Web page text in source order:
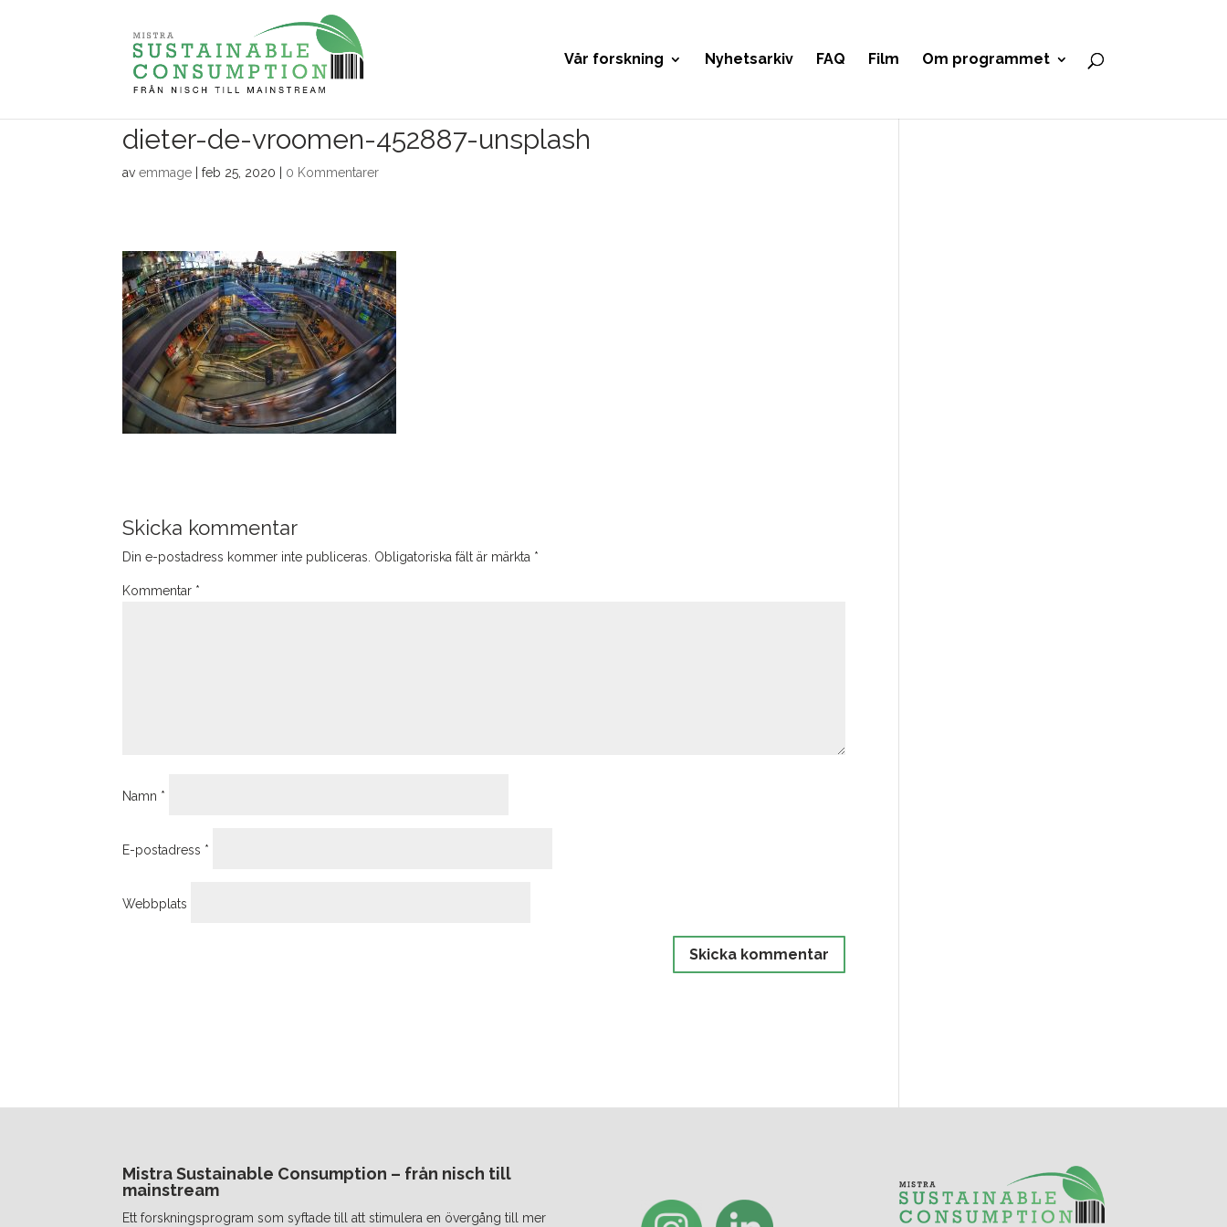
Vår forskning Nyhetsarkiv FAQ Film Om programmet
dieter-de-vroomen-452887-unsplash
avemmage |feb 25, 2020 0 Kommentarer
Skicka kommentar
Din e-postadress kommer inte publiceras. Obligatoriska fält är märkta *
Kommentar *
Namn *
E-postadress *
Webbplats
Mistra Sustainable Consumption – från nisch till
mainstream
Ett forskningsprogram som syftade till att stimulera en övergång till mer